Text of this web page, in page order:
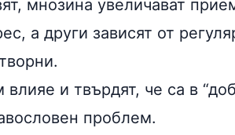
мнозина увеличават
а други зависят от
и твърдят, че са в
проблем.